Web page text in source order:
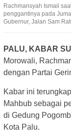
Rachmansyah Ismail
penggantinya pada
Gubernur, Jalan Sam
PALU, KABAR
Morowali,
dengan Partai
Kabar ini
Mahbub sebagai
di Gedung
Kota Palu.